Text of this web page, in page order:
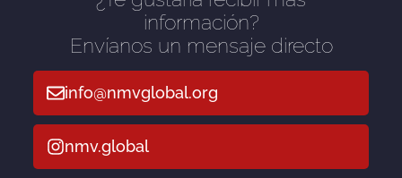
información?
Envíanos un mensaje directo
info@nmvglobal.org
nmv.global